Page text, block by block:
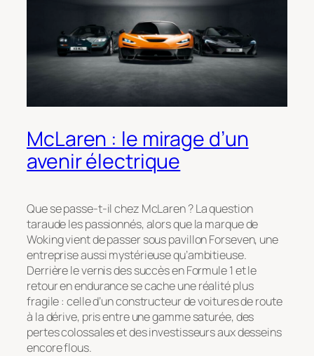
McLaren : le mirage d’un
avenir électrique
Que se passe-t-il chez McLaren ? La question
taraude les passionnés, alors que la marque de
Woking vient de passer sous pavillon Forseven, une
entreprise aussi mystérieuse qu’ambitieuse.
Derrière le vernis des succès en Formule 1 et le
retour en endurance se cache une réalité plus
fragile : celle d’un constructeur de voitures de route
à la dérive, pris entre une gamme saturée, des
pertes colossales et des investisseurs aux desseins
encore flous.